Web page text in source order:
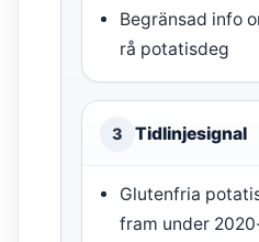
Begränsad info
rå potatisdeg
3 Tidlinjesignal
Glutenfria
fram under